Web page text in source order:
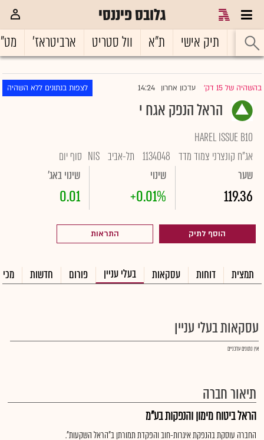
גלובס פיננסי
ראשי תיק אישי ת"א וול סטריט ארביטראז'
בהשהיה של 15 דק' |עדכון אחרון 14:24 לצפות בנתונים ללא השהיה
הראל הנפק אגח י
HAREL ISSUE B10
אג"ח קונצרני צמוד מדד 1134048 תל-אביב NIS סוף יום
שער
119.36
שינוי
+0.01%
שינוי באג'
0.01
הוסף לתיק התראות
תמצית דוחות עסקאות בעלי עניין פורום חדשות
עסקאות בעלי עניין
אין נתונים עדכניים
תיאור חברה
הראל ביטוח מימון והנפקות בע"מ
החברה עוסקת בהנפקת איגרות-חוב והפקדת תמורתן ב"הראל השקעות".